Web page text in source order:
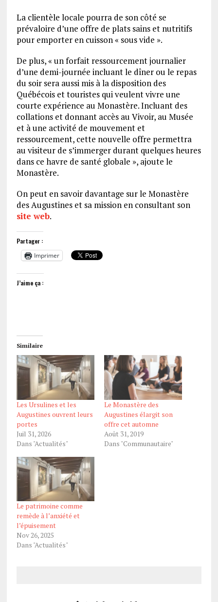
La clientèle locale pourra de son côté se
prévaloire d’une offre de plats sains et nutritifs
pour emporter en cuisson « sous vide ».
De plus, « un forfait ressourcement journalier
d’une demi-journée incluant le dîner ou le repas
du soir sera aussi mis à la disposition des
Québécois et touristes qui veulent vivre une
courte expérience au Monastère. Incluant des
collations et donnant accès au Vivoir, au Musée
et à une activité de mouvement et
ressourcement, cette nouvelle offre permettra
au visiteur de s’immerger durant quelques heures
dans ce havre de santé globale », ajoute le
Monastère.
On peut en savoir davantage sur le Monastère
des Augustines et sa mission en consultant son
site web.
Partager :
Imprimer
J’aime ça :
Similaire
Les Ursulines et les
Augustines ouvrent leurs
portes
Juil 31, 2026
Dans "Actualités"
Le Monastère des
Augustines élargit son
offre cet automne
Août 31, 2019
Dans "Communautaire"
Le patrimoine comme
remède à l’anxiété et
l’épuisement
Nov 26, 2025
Dans "Actualités"